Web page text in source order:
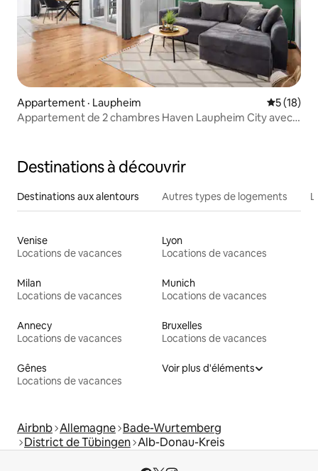
Appartement · Laupheim Note
5 (18)
Appartement de 2 chambres Haven Laupheim City avec
Destinations à découvrir
Destinations aux alentours Autres types de logements
Venise
Locations de vacances
Lyon
Locations de vacances
Milan
Locations de vacances
Munich
Locations de vacances
Annecy
Locations de vacances
Bruxelles
Locations de vacances
Gênes
Locations de vacances
Voir plus d'éléments
Airbnb Allemagne Bade-Wurtemberg
District de Tübingen Alb-Donau-Kreis